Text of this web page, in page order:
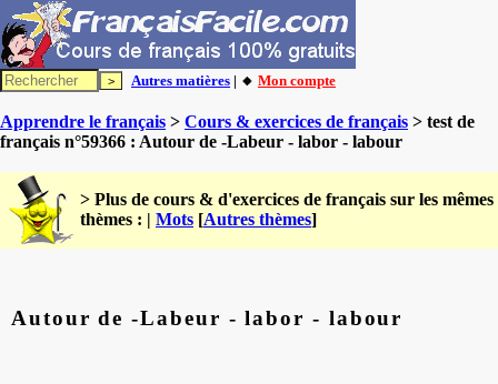
Autres matières | 🔸 Mon compte
Apprendre le français > Cours & exercices de français > test de
français n°59366 : Autour de -Labeur - labor - labour
> Plus de cours & d'exercices de français sur les mêmes
thèmes : | Mots [Autres thèmes]
Autour de -Labeur - labor - labour